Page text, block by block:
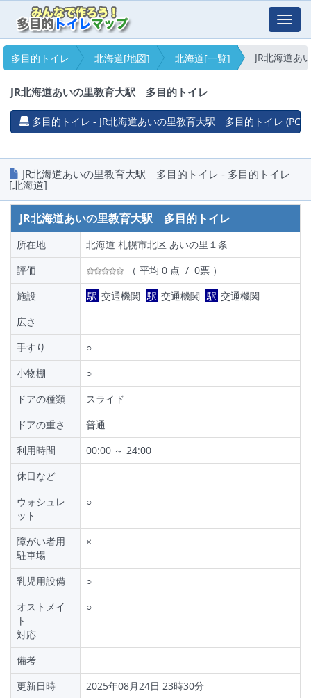
多目的トイレ
北海道[地図] 北海道[一覧] JR北海道あ
JR北海道あいの里教育大駅 多目的トイレ
多目的トイレ - JR北海道あいの里教育大駅 多目的トイレ (PC)
JR北海道あいの里教育大駅 多目的トイレ - 多目的トイレ
[北海道]
JR北海道あいの里教育大駅 多目的トイレ
所在地
北海道 札幌市北区 あいの里１条
評価
（ 平均 0 点 / 0票 ）
施設
駅 交通機関 駅 交通機関 駅 交通機関
広さ
手すり
○
小物棚
○
ドアの種類
スライド
ドアの重さ
普通
利用時間
00:00 ～ 24:00
休日など
ウォシュレ
ット
○
障がい者用
駐車場
×
乳児用設備
○
オストメイ
ト
対応
○
備考
更新日時
2025年08月24日 23時30分